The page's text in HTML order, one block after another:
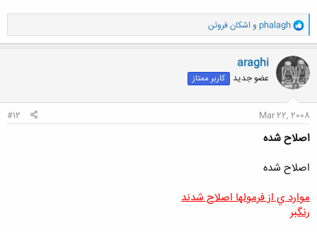
و
ا
ک
ن
ش
ه
ا
phalagh واشکان فروتن
araghi
عضو جدید کاربر ممتاز
Mar 22, 2008
#12
اصلاح شده
اصلاح شده
موارد ي از فرمولها اصلاح شدند
رنگبر